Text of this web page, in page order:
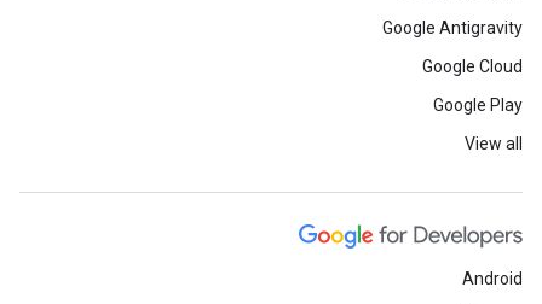
Google Antigravity
Google Cloud
Google Play
View all
Android